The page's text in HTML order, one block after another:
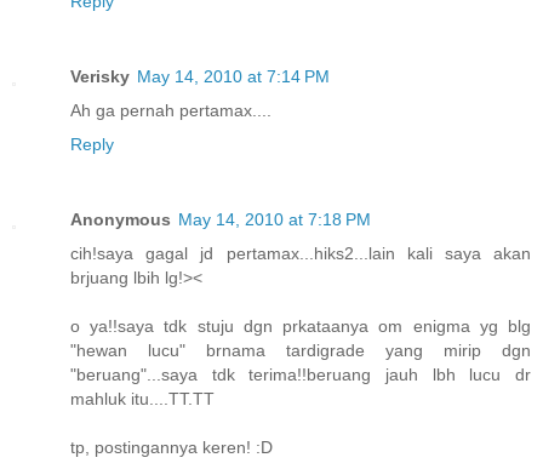
Verisky May 14, 2010 at 7:14 PM
Ah ga pernah pertamax....
Reply
Anonymous May 14, 2010 at 7:18 PM
cih!saya gagal jd pertamax...hiks2...lain kali saya akan
brjuang lbih lg!><
o ya!!saya tdk stuju dgn prkataanya om enigma yg blg
"hewan lucu" brnama tardigrade yang mirip dgn
"beruang"...saya tdk terima!!beruang jauh lbh lucu dr
mahluk itu....TT.TT
tp, postingannya keren! :D